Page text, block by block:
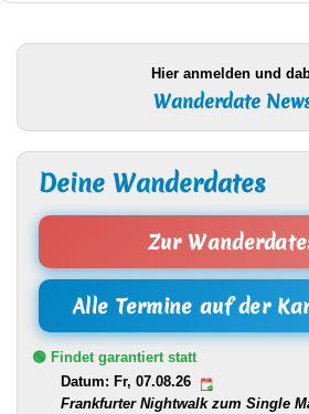
Hier anmelden und
Wanderdate
Deine Wanderdates
Zur
Alle Termine auf der
🟢 Findet garantiert statt
Datum: Fr, 07.08.26
Frankfurter Nightwalk zum Single